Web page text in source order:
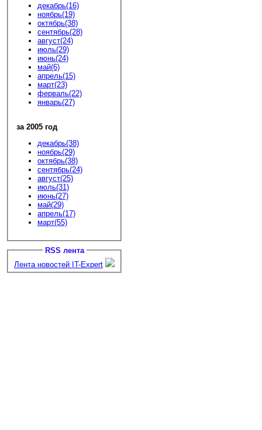
декабрь(16)
ноябрь(19)
октябрь(38)
сентябрь(28)
август(24)
июль(29)
июнь(24)
май(6)
апрель(15)
март(23)
ферваль(22)
январь(27)
за 2005 год
декабрь(38)
ноябрь(29)
октябрь(38)
сентябрь(24)
август(25)
июль(31)
июнь(27)
май(29)
апрель(17)
март(55)
RSS лента
Лента новостей IT-Expert